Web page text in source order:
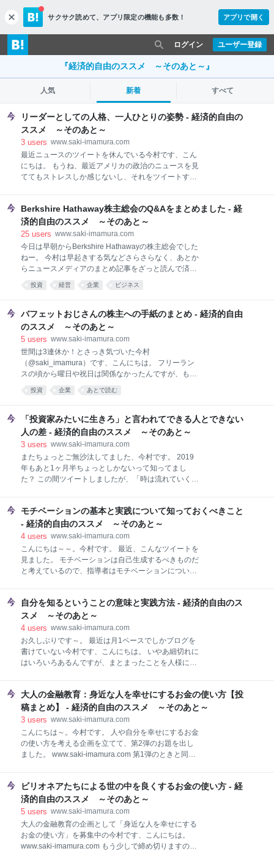
c
l
o
s
サクサク読めて、 アプリ限定の機能も多数！ アプリで開く
ユーザー登録
ログイン
『経済的自由のススメ ～そのあと～』
人気 新着 すべて
リーダーとしての人格、一人ひとりの姿勢 - 経済的自由の
ススメ ～そのあと～
3 users www.saki-imamura.com
最近ニュースのツイートを休んでいる今村です、こん
にちは。 もうね、最近アメリカの政治のニュースを見
ててもストレスしか感じないし、それをツイートする
スのツイートは再開するかもしれないけど、とりあえ
ず今日は全部休む。 ごめんねー。— 今村咲
(@saki_imamura) 2020年10月6日 格差、国家の分
断、人種差別、情報操作などなど、アメリカを象徴す
る問題は別に今に始まったことではありません。 そん
なことくらいでストレスを受けてても仕方ないと言え
変わらないんですが、今村にとってアメリカは25年間
ん悪化したなぁと思うと、とてもとても悲しいので
す。ストレスなのです。 また、ツイートすることで客
観的に事
Berkshire Hathaway株主総会のQ&Aをまとめました - 経
済的自由のススメ ～そのあと～
25 users www.saki-imamura.com
今日は早朝からBerkshire Hathawayの株主総会でした
ねー。 今村は早起きする気などさらさらなく、あとか
らニュースメディアのまとめ記事をざっと読んで済ま
せようと思っていましたが、 今やってる
https://t.co/D4zmFYBg0i— 今村咲 (@saki_imamura)
してライブ配信を流し始めたら、なんとなくノリでそ
こから最後まで見てしまいました。朝6時半から10時
半近くまで。 長っ！！ あとからまとめ記事を読む方向
っと30分もかからなかったはずなのに……。 でももう
4時間費やしちゃったので、ヤケクソでまとめ記事も
自分で書いときます。 なんせ休憩なしのライブ配信だ
ったので、途中、集中力が切れ切れになったり、「え
投資 経営 企業 ビジネス
バフェットおじさんの株主への手紙のまとめ - 経済的自由
のススメ ～そのあと～
5 users www.saki-imamura.com
世間は3連休か！とさっき気づいた今村
（@saki_imamura）です、こんにちは。 フリーラン
スの頃から曜日や祝日は関係なかったんですが、もう
完全に世間のテンポがわかんなくなってますね……。
なんにせよ、みなさんは避けられる人混みは避けて楽
を休め、免疫力を高めておくのも悪くないかもしれま
せん。 さて、昨日の朝、バフェットおじさんの株主へ
の手紙が出たよ～というツイートをしました。 バフェ
こちら（PDFが開きます）https://t.co/rwzUTzw2Xi—
今村咲 (@saki_imamura) 2020年2月22日 で、やっぱ
面白いわwwwと思いつつ8割くらい読んだところで、
https://t.co/jwrLPKfe9M— hiro🇺
投資 企業 あとで読む
「投資家みたいに生きろ」と言われてできる人とできない
人の差 - 経済的自由のススメ ～そのあと～
3 users www.saki-imamura.com
またちょっとご無沙汰してました、今村です。 2019
年もあと1ヶ月半ちょっとしかないって知ってまし
た？ この間ツイートしましたが、「時は流れていく」
you're going to do, do it. Do it now. Don't wait." －
Robert De Niro （時は流れていく。だからやろうと思
ってることはなんであろうとやれ。今やれ。待ってる
んじゃない）— 今村咲 (@saki_imamura) 2019年11月
8日 さて今日は、藤野秀人氏の「投資家みたいに生き
ろ 将来の不安を打ち破る人生戦略」を最近読んでいろ
国民全員が読むべき！」と言いたくなる本で
モチベーションの基本と実践について知っておくべきこと
- 経済的自由のススメ ～そのあと～
4 users www.saki-imamura.com
こんにちは～～。今村です。 最近、こんなツイートを
見ました。 モチベーションは自己生成するべきものだ
と考えているので、指導者はモチベーションについて
(@daijapan) August 16, 2019 で、「えーっ！？」と
思いました。 「いやダメだよ、教えなくちゃ。教えよ
うよ！」と。 為末さんが言っていることはわかりま
す。 あたしもモチベーションは最終的には自分で見つ
けて維持していくべきものだと思うし、人それぞれ違
うから第三者が口出しするものでもないと思います。
んてあんまりいないんじゃないですかね？ そこのとこ
ろをまず一通り教えてあげるのが大人の
自分を知るということの意味と実践方法 - 経済的自由のス
スメ ～そのあと～
4 users www.saki-imamura.com
お久しぶりです～。 最近は月1ペースでしかブログを
書けていない今村です、こんにちは。 いやあ細切れに
はいろいろあるんですが、まとまったことを人様に理
とも今の自分にうまく書けるのかちょっと自信がなく
て、ここ数日迷っていました。でも迷っているのが面
倒くさくなってきて伝えたい気持ちが勝ったので書き
ます。 自分を知るということについてです。 もう3年
も前の話ですが（！）、こんな記事を書きました。
www.saki-imamura.com 今回は「スイートスポットを
ポットについて書いてある上の記事を読んでから戻っ
てきてください。 自分を知るということ 人が生まれて
くる意味 自分を知るプロセス 自分を知る実践方法
大人の金融教育：身近な人を幸せにするお金の使い方【投
稿まとめ】 - 経済的自由のススメ ～そのあと～
3 users www.saki-imamura.com
こんにちは～。今村です。 人や自分を幸せにするお金
の使い方を考える企画を立てて、第2弾のお題を出し
ました。 www.saki-imamura.com 第1弾のときと同
れこれ SOSEKIさん guriguradonguriさん 支倉常明さ
ん KAKA’くん Hanaさん ころすけくん 今村咲 人気投
票 まとめ 次回の予告 身近な人を幸せにするお金の使
い方あれこれ 投稿順にリストしていきます。みなさん
ありがとうございました！ SOSEKIさん すぐ投稿して
くれたのはSOSEKI (@kazkazkazuu) さんでした。
ビリオネアたちによる世の中を良くするお金の使い方 - 経
済的自由のススメ ～そのあと～
5 users www.saki-imamura.com
大人の金融教育の企画として「身近な人を幸せにする
お金の使い方」を募集中の今村です、こんにちは。
www.saki-imamura.com もう少しで締め切りますので